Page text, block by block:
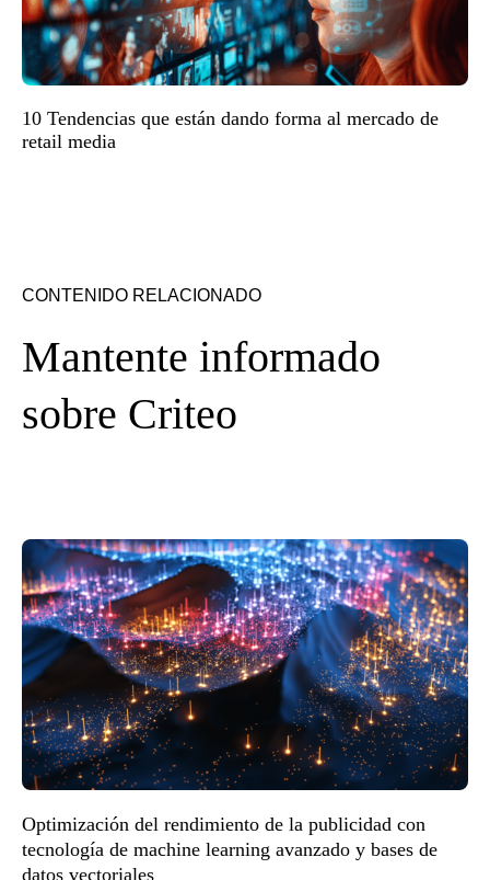
10 Tendencias que están dando forma al mercado de
retail media
CONTENIDO RELACIONADO
Mantente informado
sobre Criteo
Optimización del rendimiento de la publicidad con
tecnología de machine learning avanzado y bases de
datos vectoriales